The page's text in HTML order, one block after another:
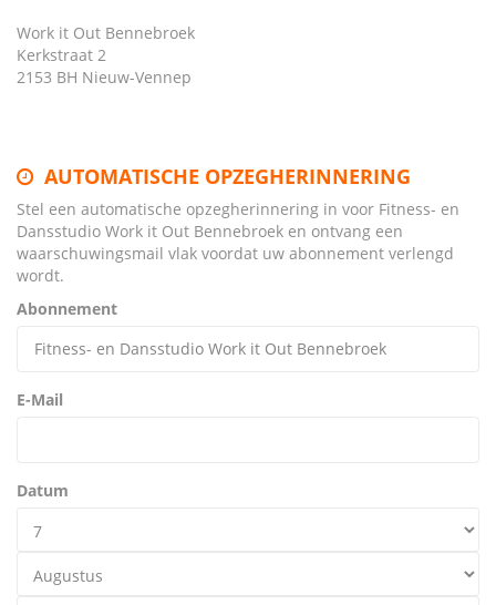
Work it Out Bennebroek
Kerkstraat 2
2153 BH Nieuw-Vennep
AUTOMATISCHE OPZEGHERINNERING
Stel een automatische opzegherinnering in voor Fitness- en
Dansstudio Work it Out Bennebroek en ontvang een
waarschuwingsmail vlak voordat uw abonnement verlengd
wordt.
Abonnement
E-Mail
Datum